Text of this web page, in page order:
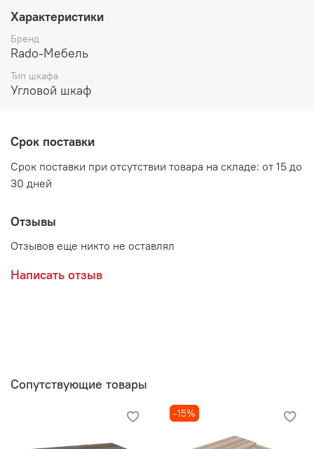
высота 2025 мм
Цвет:
Дезира светлая/Белый Антискрэч
Производитель:
Мебельная фабрика RADO
Характеристики
Бренд
Rado-Мебель
Тип шкафа
Угловой шкаф
Срок поставки
Срок поставки при отсутствии товара на складе: от 15 до
30 дней
Отзывы
Отзывов еще никто не оставлял
Написать отзыв
Сопутствующие товары
-15%